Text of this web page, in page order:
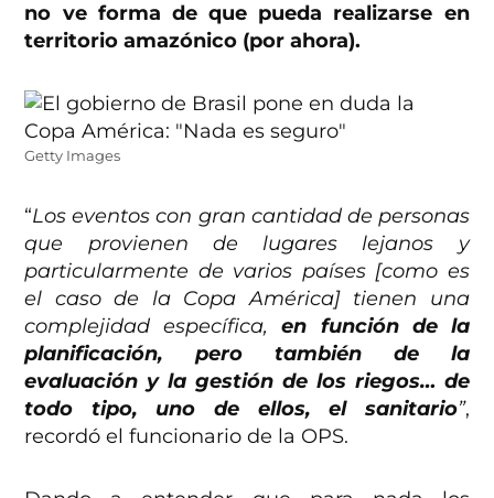
no ve forma de que pueda realizarse en
territorio amazónico (por ahora).
Getty Images
“Los eventos con gran cantidad de personas
que provienen de lugares lejanos y
particularmente de varios países [como es
el caso de la Copa América] tienen una
complejidad específica,en función de la
planificación, pero también de la
evaluación y la gestión de los riegos… de
todo tipo, uno de ellos, el sanitario”,
recordó el funcionario de la OPS.